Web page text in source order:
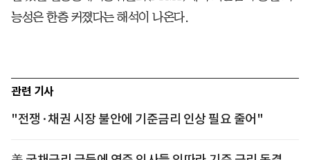
능성은 한층 커졌다는 해석이 나온다.
관련 기사
"전쟁·채권 시장 불안에 기준금리 인상 필요 줄어"